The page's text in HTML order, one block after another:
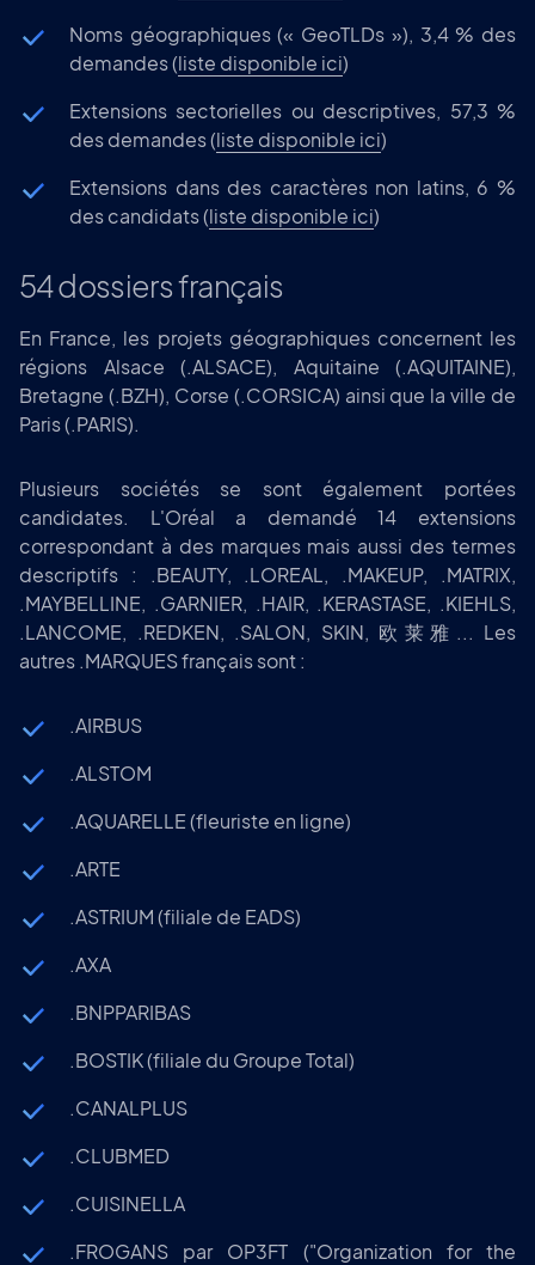
Noms géographiques (« GeoTLDs »), 3,4 % des
demandes (liste disponible ici)
Extensions sectorielles ou descriptives, 57,3 %
des demandes (liste disponible ici)
Extensions dans des caractères non latins, 6 %
des candidats (liste disponible ici)
54 dossiers français
En France, les projets géographiques concernent les
régions Alsace (.ALSACE), Aquitaine (.AQUITAINE),
Bretagne (.BZH), Corse (.CORSICA) ainsi que la ville de
Paris (.PARIS).
Plusieurs sociétés se sont également portées
candidates. L'Oréal a demandé 14 extensions
correspondant à des marques mais aussi des termes
descriptifs : .BEAUTY, .LOREAL, .MAKEUP, .MATRIX,
.MAYBELLINE, .GARNIER, .HAIR, .KERASTASE, .KIEHLS,
.LANCOME, .REDKEN, .SALON, SKIN, 欧莱雅... Les
autres .MARQUES français sont :
.AIRBUS
.ALSTOM
.AQUARELLE (fleuriste en ligne)
.ARTE
.ASTRIUM (filiale de EADS)
.AXA
.BNPPARIBAS
.BOSTIK (filiale du Groupe Total)
.CANALPLUS
.CLUBMED
.CUISINELLA
.FROGANS par OP3FT ("Organization for the